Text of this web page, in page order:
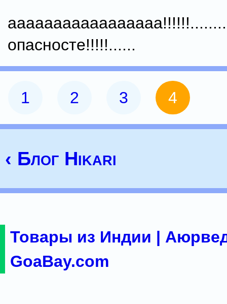
опасносте!!!!!......
1 2 3 4
‹ Блог Hikari
Товары из Индии |
GoaBay.com